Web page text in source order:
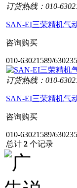
订货热线：010-
SAN-EI三荣精机气
咨询购买
010-63021589/
订货热线：010-
SAN-EI三荣精机气
咨询购买
010-63021589/
总计 2 个记录